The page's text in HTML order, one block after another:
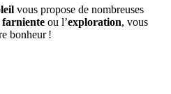
vous propose de nombreuses
farniente ou l’exploration, vous
bonheur !